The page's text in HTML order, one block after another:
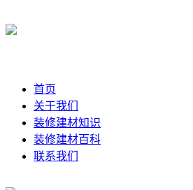
首页
关于我们
装修建材知识
装修建材百科
联系我们